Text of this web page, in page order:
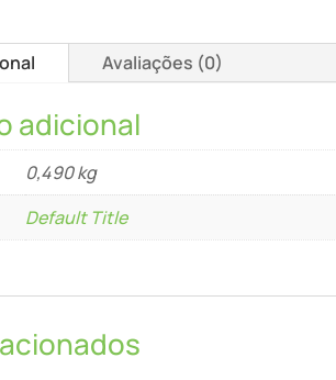
Avaliações (0)
adicional
0,490 kg
Default Title